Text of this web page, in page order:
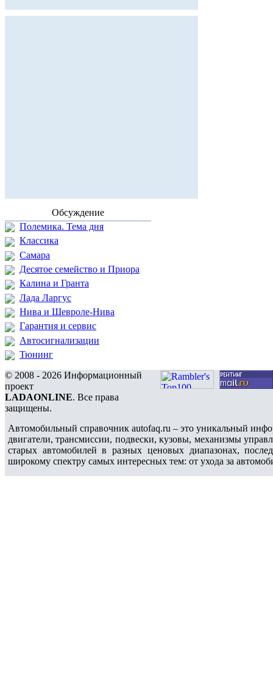
Обсуждение
Полемика. Тема дня
Классика
Самара
Десятое семейство и Приора
Калина и Гранта
Лада Ларгус
Нива и Шевроле-Нива
Гарантия и сервис
Автосигнализации
Тюнинг
© 2008 - 2026 Информационный
проект
LADAONLINE. Все права
защищены.
Автомобильный справочник autofaq.ru – это уникальный
двигатели, трансмиссии, подвески, кузовы, механизмы
старых автомобилей в разных ценовых диапазонах,
широкому спектру самых интересных тем: от ухода за